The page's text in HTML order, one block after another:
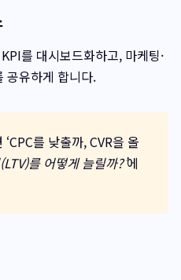
를 대시보드화하고, 마케팅·
공유하게 합니다.
를 낮출까, CVR을 올
를 어떻게 늘릴까?’에